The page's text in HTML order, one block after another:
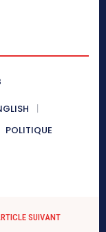
POLITIQUE
SUIVANT